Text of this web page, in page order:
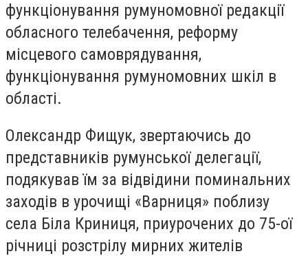
функціонування румуномовної редакції
обласного телебачення, реформу
місцевого самоврядування,
функціонування румуномовних шкіл в
області.
Олександр Фищук, звертаючись до
представників румунської делегації,
подякував їм за відвідини поминальних
заходів в урочищі «Варниця» поблизу
села Біла Криниця, приурочених до 75-ої
річниці розстрілу мирних жителів